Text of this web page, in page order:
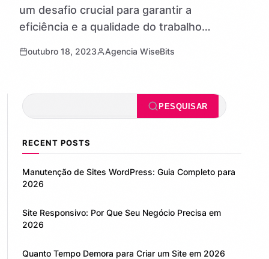
um desafio crucial para garantir a
eficiência e a qualidade do trabalho
cotidiano agitado de uma faxineira, a
outubro 18, 2023 Agencia WiseBits
Pesquisar PESQUISAR
RECENT POSTS
Manutenção de Sites WordPress: Guia Completo para
2026
Site Responsivo: Por Que Seu Negócio Precisa em
2026
Quanto Tempo Demora para Criar um Site em 2026